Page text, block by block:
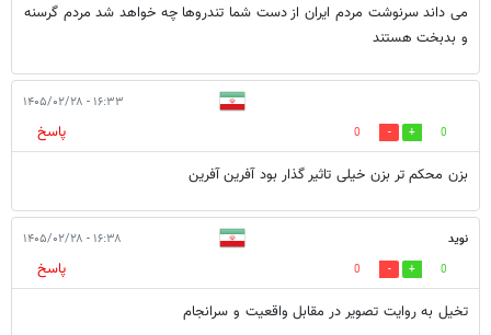
می داند سرنوشت مردم ایران از دست شما تندروها چه خواهد شد مردم گرسنه
و بدبخت هستند
۱۶:۳۳ - ۱۴۰۵/۰۲/۲۸
0
0
پاسخ
بزن محکم تر بزن خیلی تاثیر گذار بود آفرین آفرین
نوید ۱۶:۳۸ - ۱۴۰۵/۰۲/۲۸
0
0
پاسخ
تخیل به روایت تصویر در مقابل واقعیت و سرانجام